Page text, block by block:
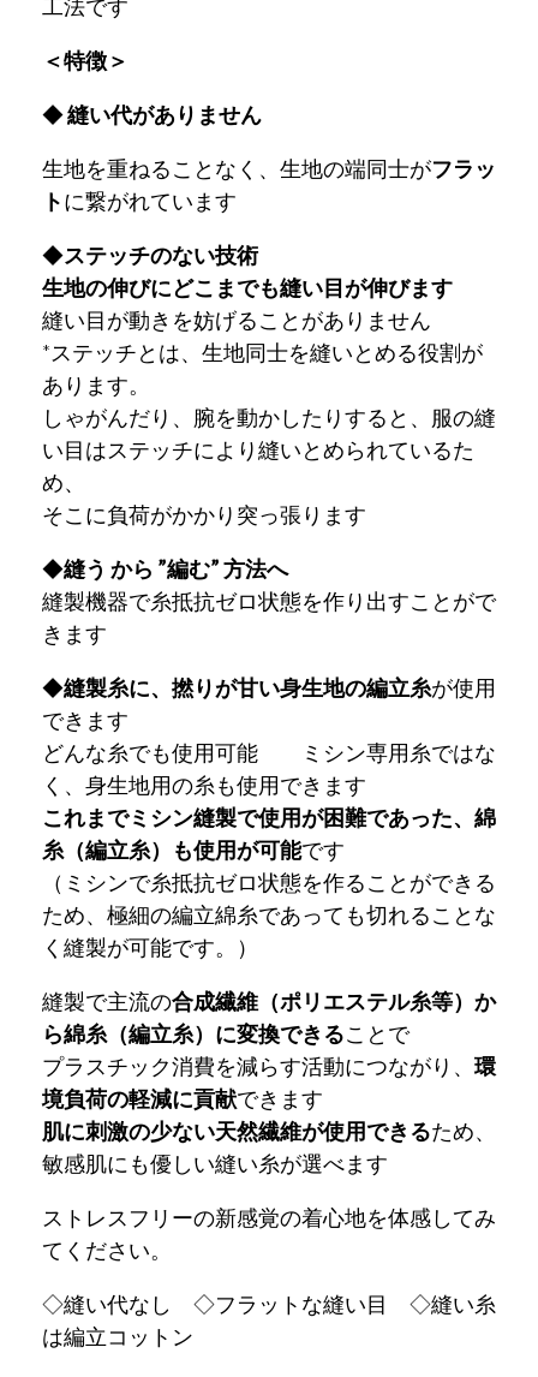
工法です
＜特徴＞
◆縫い代がありません
生地を重ねることなく、生地の端同士がフラッ
トに繋がれています
◆ステッチのない技術
生地の伸びにどこまでも縫い目が伸びます
縫い目が動きを妨げることがありません
*ステッチとは、生地同士を縫いとめる役割が
あります。
しゃがんだり、腕を動かしたりすると、服の縫
い目はステッチにより縫いとめられているた
め、
そこに負荷がかかり突っ張ります
◆縫う から ”編む” 方法へ
縫製機器で糸抵抗ゼロ状態を作り出すことがで
きます
◆縫製糸に、撚りが甘い身生地の編立糸が使用
できます
どんな糸でも使用可能 ミシン専用糸ではな
く、身生地用の糸も使用できます
これまでミシン縫製で使用が困難であった、綿
糸（編立糸）も使用が可能です
（ミシンで糸抵抗ゼロ状態を作ることができる
ため、極細の編立綿糸であっても切れることな
く縫製が可能です。）
縫製で主流の合成繊維（ポリエステル糸等）か
ら綿糸（編立糸）に変換できることで
プラスチック消費を減らす活動につながり、 環
境負荷の軽減に貢献できます
肌に刺激の少ない天然繊維が使用できるため、
敏感肌にも優しい縫い糸が選べます
ストレスフリーの新感覚の着心地を体感してみ
てください。
◇縫い代なし ◇フラットな縫い目 ◇縫い糸
は編立コットン